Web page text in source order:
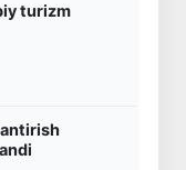
turizm